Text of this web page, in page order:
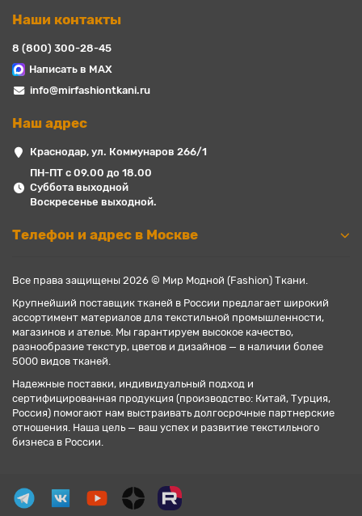
Наши контакты
8 (800) 300-28-45
Написать в MAX
info@mirfashiontkani.ru
Наш адрес
Краснодар, ул. Коммунаров 266/1
ПН-ПТ с 09.00 до 18.00
Суббота выходной
Воскресенье выходной.
Телефон и адрес в Москве
Все права защищены 2026 © Мир Модной (Fashion) Ткани.
Крупнейший поставщик тканей в России предлагает широкий
ассортимент материалов для текстильной промышленности,
магазинов и ателье. Мы гарантируем высокое качество,
разнообразие текстур, цветов и дизайнов — в наличии более
5000 видов тканей.
Надежные поставки, индивидуальный подход и
сертифицированная продукция (производство: Китай, Турция,
Россия) помогают нам выстраивать долгосрочные партнерские
отношения. Наша цель — ваш успех и развитие текстильного
бизнеса в России.